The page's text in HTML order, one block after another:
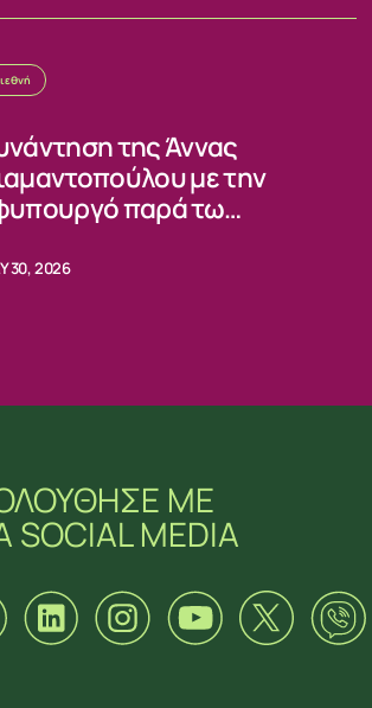
της Άννας
με την
παρά τω
30, 2026
ΜΕ
SOCIAL MEDIA